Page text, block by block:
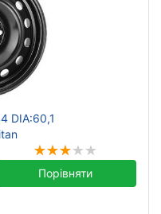
DIA:60,1
Порівняти